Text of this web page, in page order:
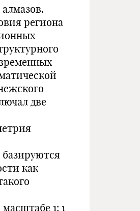
региона
две
как
1: 1